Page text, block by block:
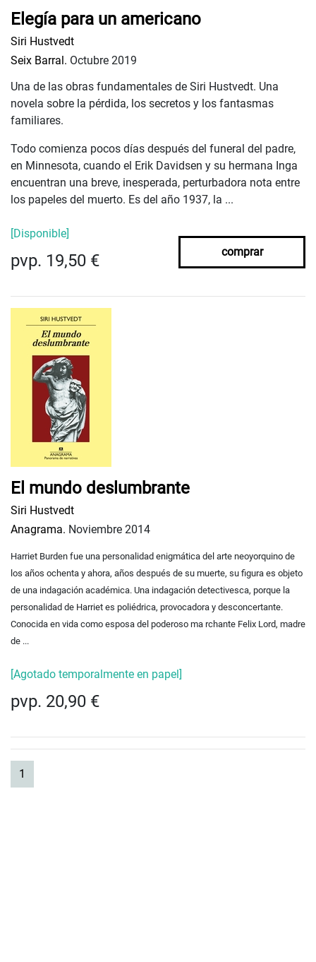
Elegía para un americano
Siri Hustvedt
Seix Barral. Octubre 2019
Una de las obras fundamentales de Siri Hustvedt. Una
novela sobre la pérdida, los secretos y los fantasmas
familiares.
Todo comienza pocos días después del funeral del padre,
en Minnesota, cuando el Erik Davidsen y su hermana Inga
encuentran una breve, inesperada, perturbadora nota entre
los papeles del muerto. Es del año 1937, la ...
[Disponible]
pvp. 19,50 € comprar
El mundo deslumbrante
Siri Hustvedt
Anagrama. Noviembre 2014
Harriet Burden fue una personalidad enigmática del arte neoyorquino de
los años ochenta y ahora, años después de su muerte, su figura es objeto
de una indagación académica. Una indagación detectivesca, porque la
personalidad de Harriet es poliédrica, provocadora y desconcertante.
Conocida en vida como esposa del poderoso ma rchante Felix Lord, madre
de ...
[Agotado temporalmente en papel]
pvp. 20,90 €
1